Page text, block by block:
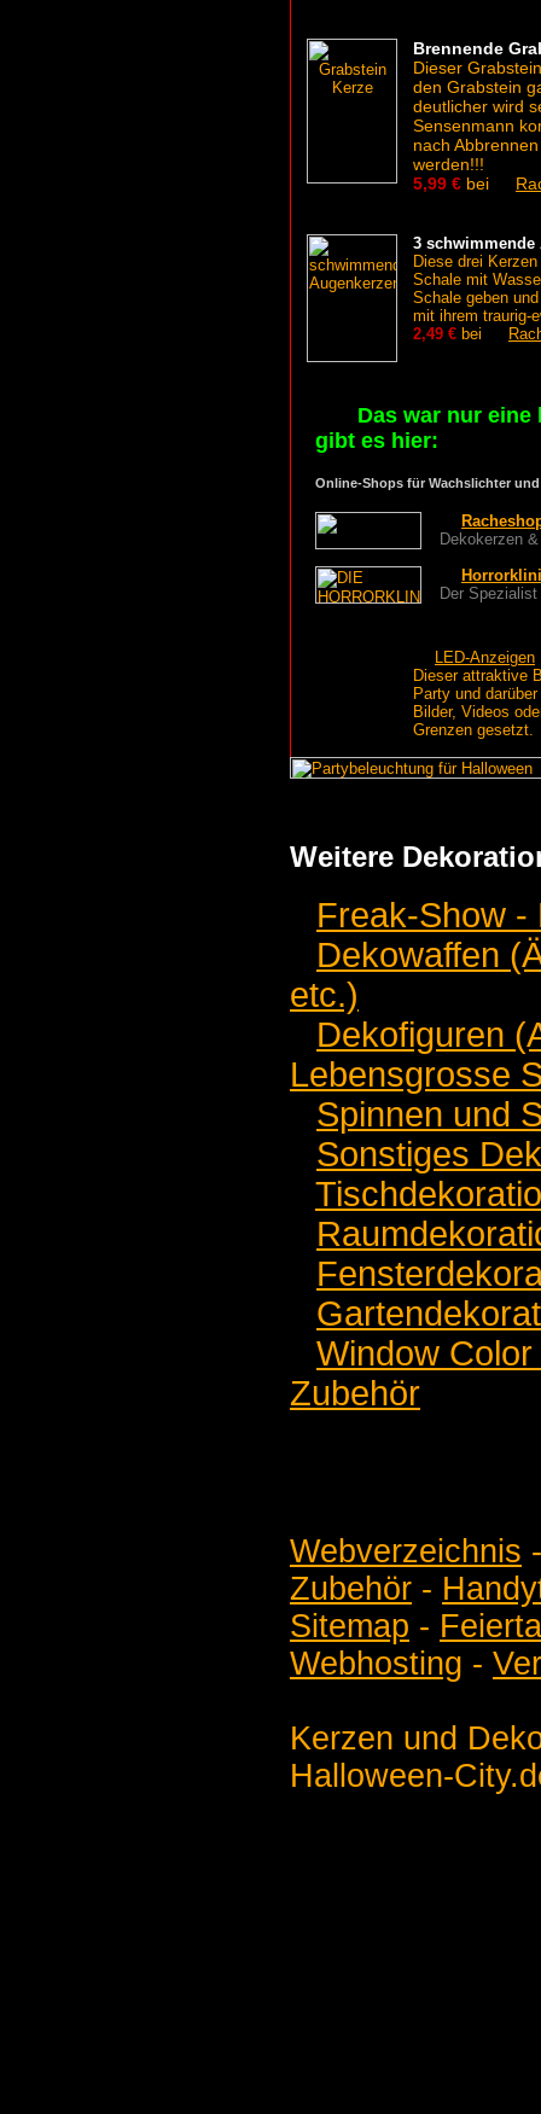
Brennende
Dieser
den Grabstein
deutlicher wird
Sensenmann
nach
werden!!!
5,99 € bei
3 schwimmende
Diese drei
Schale mit
Schale geben
mit ihrem traurig-
2,49 € bei
Das war nur
gibt es hier:
Online-Shops für Wachslichter
Dekokerzen
Der
LED-Anzeigen
Dieser attraktive
Party und
Bilder, Videos
Grenzen gesetzt.
Weitere
Freak-Show -
Dekowaffen
etc.)
Dekofiguren
Lebensgrosse
Spinnen und
Sonstiges
Window
Zubehör
Webverzeichnis
Zubehör -
Sitemap -
Webhosting -
Kerzen und
Halloween-